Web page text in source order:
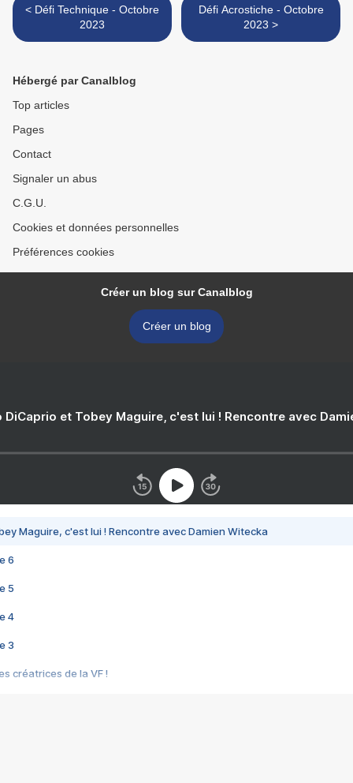
< Défi Technique - Octobre
2023
Défi Acrostiche - Octobre
2023 >
Hébergé par Canalblog
Top articles
Pages
Contact
Signaler un abus
C.G.U.
Cookies et données personnelles
Préférences cookies
Créer un blog sur Canalblog
Créer un blog
DiCaprio et Tobey Maguire, c'est lui ! Rencontre avec
Maguire, c'est lui ! Rencontre avec Damien Witecka
6
5
4
3
créatrices de la VF !